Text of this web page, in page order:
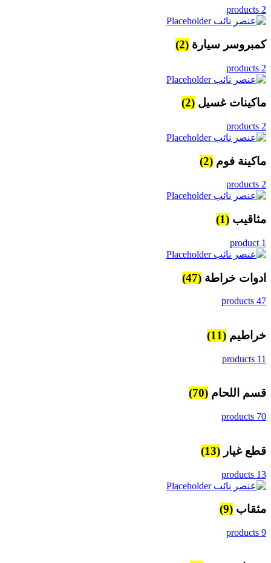
2 products
كمبروسر سيارة (2)
2 products
ماكينات غسيل (2)
2 products
ماكينة فوم (2)
2 products
مثاقيب (1)
1 product
ادوات خراطة (47)
47 products
خراطيم (11)
11 products
قسم اللحام (70)
70 products
قطع غيار (13)
13 products
مثقاب (9)
9 products